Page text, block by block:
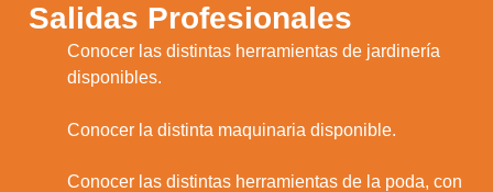
Salidas Profesionales
Conocer las distintas herramientas de jardinería
disponibles.
Conocer la distinta maquinaria disponible.
Conocer las distintas herramientas de la poda, con